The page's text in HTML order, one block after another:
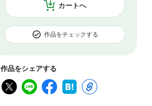
カートへ
作品をチェックする
作品をシェアする